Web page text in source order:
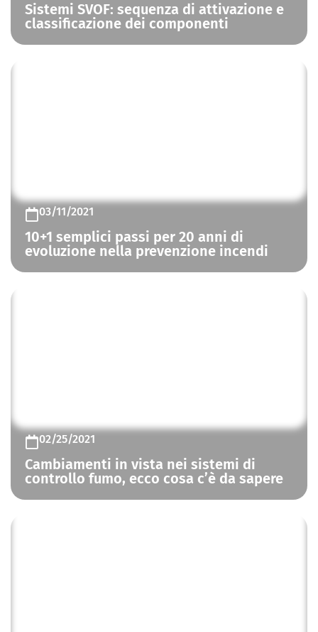
Sistemi SVOF: sequenza di attivazione e
classificazione dei componenti
03/11/2021
10+1 semplici passi per 20 anni di
evoluzione nella prevenzione incendi
02/25/2021
Cambiamenti in vista nei sistemi di
controllo fumo, ecco cosa c’è da sapere